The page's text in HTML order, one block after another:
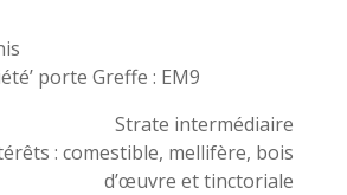
porte Greffe : EM9
Strate intermédiaire
: comestible, mellifère, bois
d’œuvre et tinctoriale